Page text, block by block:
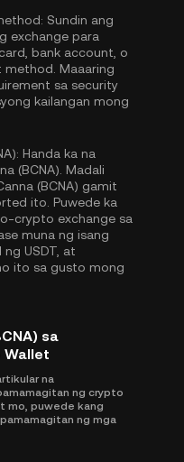
Sundin ang
exchange para
bank account, o
Maaaring
sa security
kailangan mong
Handa ka na
(BCNA). Madali
(BCNA) gamit
ito. Puwede ka
crypto exchange sa
muna ng isang
ng USDT , at
ito sa gusto mong
sa
Wallet
na
ng crypto
mo, puwede kang
ng mga